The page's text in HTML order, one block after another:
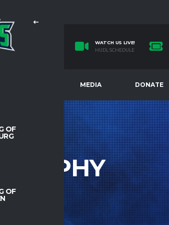
WATCH US LIVE!
HUDL SCHEDULE
MEDIA DONATE
OF
OFTYPOGRAPHY